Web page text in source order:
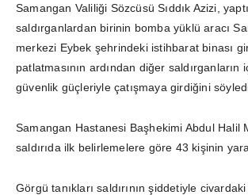
Samangan Valiliği Sözcüsü Sıddık Azizi,
saldırganlardan birinin bomba yüklü aracı
merkezi Eybek şehrindeki istihbarat binası
patlatmasının ardından diğer saldırganların
güvenlik güçleriyle çatışmaya girdiğini
Samangan Hastanesi Başhekimi Abdul Halil
saldırıda ilk belirlemelere göre 43 kişinin
Görgü tanıkları saldırının şiddetiyle